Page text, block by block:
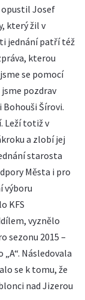
opustil Josef
který žil v
jednání patří též
kterou
se pomocí
pozdrav
Šírovi.
Leží totiž v
a zlobí jej
starosta
Města i pro
výboru
KFS
vyznělo
sezonu 2015 –
Následovala
se k tomu, že
nad Jizerou